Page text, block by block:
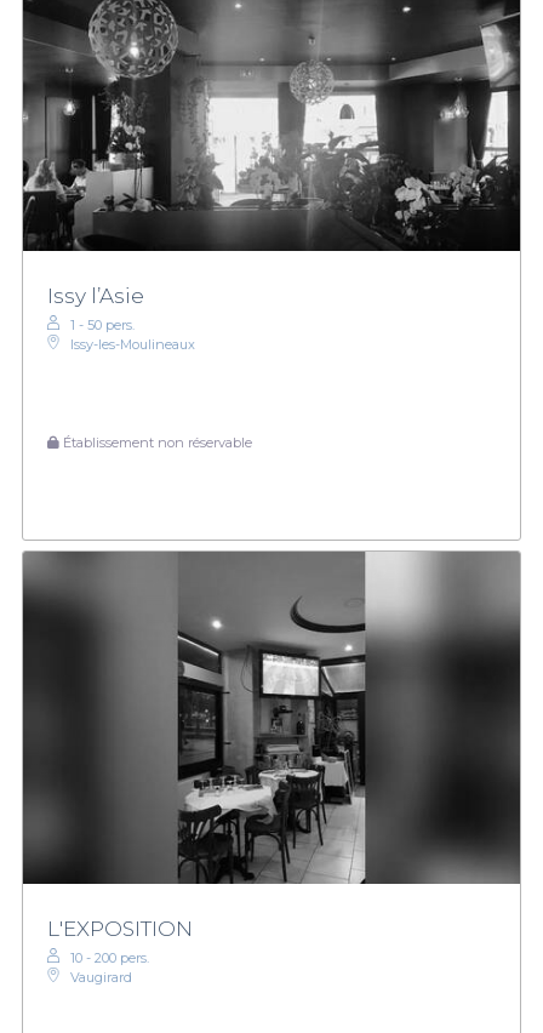
Issy l’Asie
1 - 50 pers.
Issy-les-Moulineaux
Établissement non réservable
L'EXPOSITION
10 - 200 pers.
Vaugirard